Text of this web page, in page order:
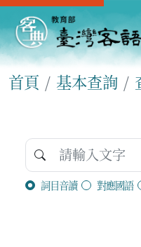
首頁 基本查詢
詞目音讀 對應國語